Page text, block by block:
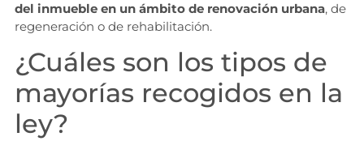
del inmueble en un ámbito de renovación urbana, de
regeneración o de rehabilitación.
¿Cuáles son los tipos de
mayorías recogidos en la
ley?